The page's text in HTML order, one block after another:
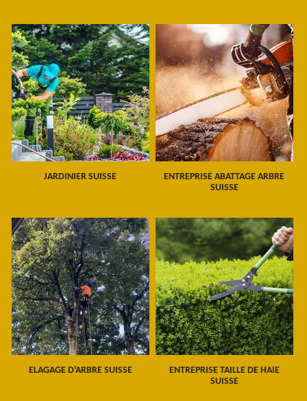
JARDINIER SUISSE
ENTREPRISE ABATTAGE ARBRE
SUISSE
ELAGAGE D'ARBRE SUISSE
ENTREPRISE TAILLE DE HAIE
SUISSE